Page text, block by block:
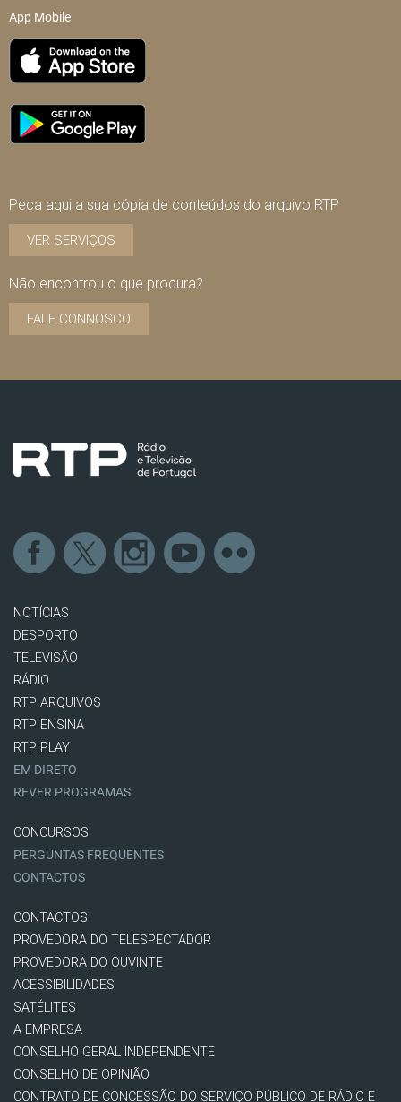
App Mobile
Peça aqui a sua cópia de conteúdos do arquivo RTP
VER SERVIÇOS
Não encontrou o que procura?
FALE CONNOSCO
NOTÍCIAS
DESPORTO
TELEVISÃO
RÁDIO
RTP ARQUIVOS
RTP ENSINA
RTP PLAY
EM DIRETO
REVER PROGRAMAS
CONCURSOS
PERGUNTAS FREQUENTES
CONTACTOS
CONTACTOS
PROVEDORA DO TELESPECTADOR
PROVEDORA DO OUVINTE
ACESSIBILIDADES
SATÉLITES
A EMPRESA
CONSELHO GERAL INDEPENDENTE
CONSELHO DE OPINIÃO
CONTRATO DE CONCESSÃO DO SERVIÇO PÚBLICO DE RÁDIO E